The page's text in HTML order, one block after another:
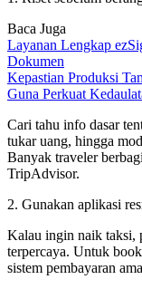
Baca Juga
Layanan Lengkap
Dokumen
Kepastian Produksi
Guna Perkuat
Cari tahu info dasar
tukar uang, hingga
Banyak traveler
TripAdvisor.
2. Gunakan aplikasi
Kalau ingin naik taksi,
terpercaya. Untuk
sistem pembayaran